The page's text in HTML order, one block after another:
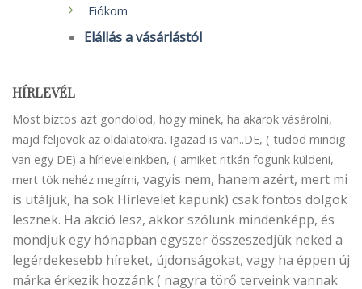
Fiókom
Elállás a vásárlástól
HÍRLEVÉL
Most biztos azt gondolod, hogy minek, ha akarok vásárolni,
majd feljövök az oldalatokra. Igazad is van..DE, ( tudod mindig
van egy DE) a hírleveleinkben, ( amiket ritkán fogunk küldeni,
mert tök nehéz megírni, vagyis nem, hanem azért, mert mi
is utáljuk, ha sok Hírlevelet kapunk) csak fontos dolgok
lesznek. Ha akció lesz, akkor szólunk mindenképp, és
mondjuk egy hónapban egyszer összeszedjük neked a
legérdekesebb híreket, újdonságokat, vagy ha éppen új
márka érkezik hozzánk ( nagyra törő terveink vannak